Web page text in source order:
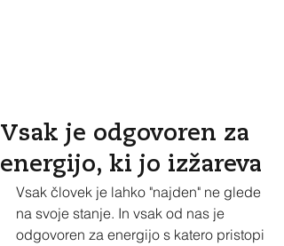
Vsak je odgovoren za
energijo, ki jo izžareva
Vsak človek je lahko "najden" ne glede
na svoje stanje. In vsak od nas je
odgovoren za energijo s katero pristopi